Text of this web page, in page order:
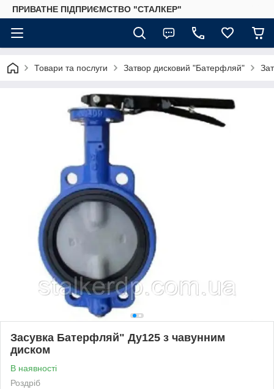
ПРИВАТНЕ ПІДПРИЄМСТВО "СТАЛКЕР"
Товари та послуги Затвор дисковий "Батерфляй"
Засувка Батерфляй" Ду125 з чавунним
диском
В наявності
Роздріб